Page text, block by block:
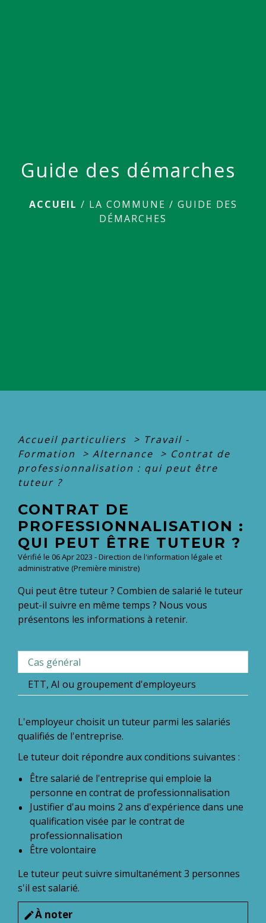
Guide des démarches
ACCUEIL / LA COMMUNE / GUIDE DES
DÉMARCHES
Accueil particuliers > Travail -
Formation
> Alternance > Contrat de
professionnalisation : qui peut être
tuteur ?
CONTRAT DE
PROFESSIONNALISATION :
QUI PEUT ÊTRE TUTEUR ?
Vérifié le 06 Apr 2023 - Direction de l'information légale et
administrative (Première ministre)
Qui peut être tuteur ? Combien de salarié le tuteur
peut-il suivre en même temps ? Nous vous
présentons les informations à retenir.
Cas général
ETT, AI ou groupement d'employeurs
L'employeur choisit un tuteur parmi les salariés
qualifiés de l'entreprise.
Le tuteur doit répondre aux conditions suivantes :
Être salarié de l'entreprise qui emploie la
personne en contrat de professionnalisation
Justifier d'au moins 2 ans d'expérience dans une
qualification visée par le contrat de
professionnalisation
Être volontaire
Le tuteur peut suivre simultanément 3 personnes
s'il est salarié.
editÀ noter